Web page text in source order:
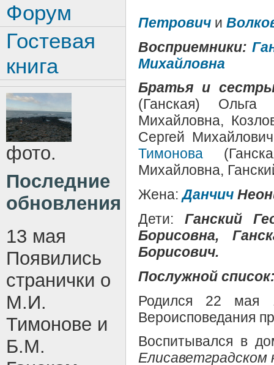
Петровичи
Восприемники:
Михайловна
Братья и
(Ганская) Ольга
Михайловна,
Сергей
Тимонова
Михайловна,
Жена: Данчич
Дети: Ганский
Борисовна,
Борисович.
Послужной
Родился 22 мая
Вероисповедания
Воспитывался в
Елисаветградском
Форум
Гостевая
книга
фото.
Последние
обновления
13 мая
Появились
странички о
М.И.
Тимонове и
Б.М.